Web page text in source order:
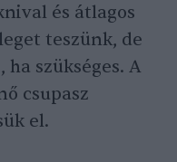
és átlagos
teszünk, de
szükséges. A
csupasz
el.